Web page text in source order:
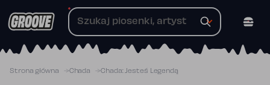
do
Strona główna Chada Chada: Jesteś Legendą